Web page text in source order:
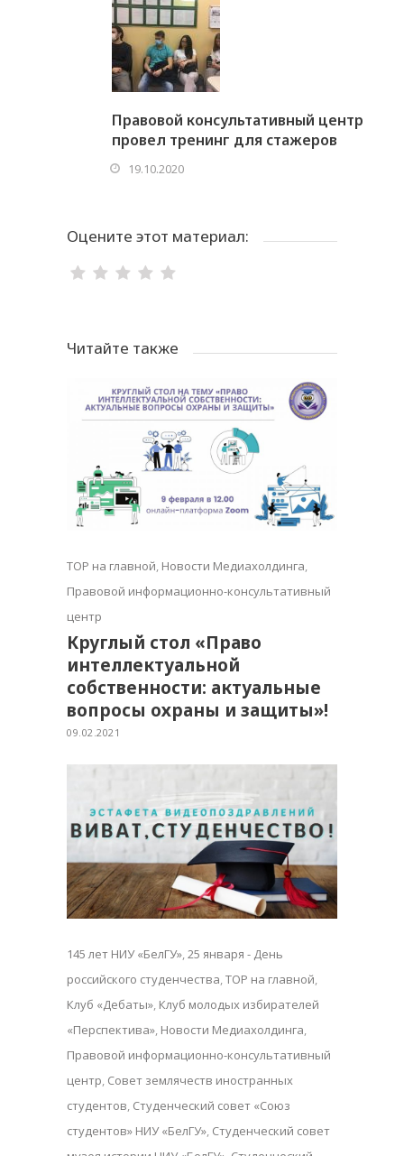
Правовой консультативный центр
провел тренинг для стажеров
19.10.2020
Оцените этот материал:
Читайте также
TOP на главной, Новости Медиахолдинга,
Правовой информационно-консультативный
центр
Круглый стол «Право
интеллектуальной
собственности: актуальные
вопросы охраны и защиты»!
09.02.2021
145 лет НИУ «БелГУ»,25 января - День
российского студенчества,TOP на главной,
Клуб «Дебаты», Клуб молодых избирателей
«Перспектива», Новости Медиахолдинга,
Правовой информационно-консультативный
центр, Совет землячеств иностранных
студентов, Студенческий совет «Союз
студентов» НИУ «БелГУ», Студенческий совет